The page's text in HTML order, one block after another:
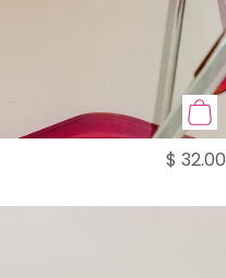
$ 32.00